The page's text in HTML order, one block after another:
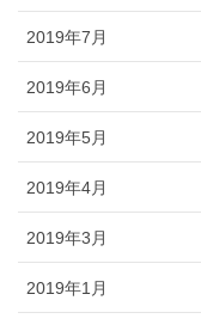
2019年7月
2019年6月
2019年5月
2019年4月
2019年3月
2019年1月